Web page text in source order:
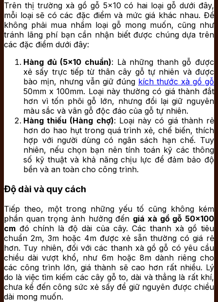
Trên thị trường xà gồ gỗ 5×10 có hai loại gỗ dưới đây,
mỗi loại sẽ có các đặc điểm và mức giá khác nhau. Để
không phải mua nhầm loại gỗ mong muốn, cũng như
tránh lãng phí bạn cần nhận biết được chúng dựa trên
các đặc điểm dưới đây:
Hàng đủ (5×10 chuẩn): Là những thanh gỗ được
xẻ sấy trực tiếp từ thân cây gỗ tự nhiên và được
bào mịn, nhưng vẫn giữ đúng kích thước xà gồ gỗ
50mm x 100mm. Loại này thường có giá thành đắt
hơn vì tốn phôi gỗ lớn, nhưng đổi lại giữ nguyên
màu sắc và vân gỗ độc đáo của gỗ tự nhiên.
Hàng thiếu (Hàng chợ): Loại này có giá thành rẻ
hơn do hao hụt trong quá trình xẻ, chế biến, thích
hợp với người dùng có ngân sách hạn chế. Tuy
nhiên, nếu chọn bạn nên tính toán kỹ các thông
số kỹ thuật và khả năng chịu lực để đảm bảo độ
bền và an toàn cho công trình.
Độ dài và quy cách
Tiếp theo, một trong những yếu tố cũng không kém
phần quan trọng ảnh hưởng đến giá xà gồ gỗ 50×100
cm đó chính là độ dài của cây. Các thanh xà gồ tiêu
chuẩn 2m, 3m hoặc 4m được xẻ sẵn thường có giá rẻ
hơn. Tuy nhiên, đối với các thanh xà gồ gỗ có yêu cầu
chiều dài vượt khổ, như 6m hoặc 8m dành riêng cho
các công trình lớn, giá thành sẽ cao hơn rất nhiều. Lý
do là việc tìm kiếm các cây gỗ to, dài và thẳng là rất khí,
chưa kể đến công sức xẻ sấy để giữ nguyên được chiều
dài mong muốn.